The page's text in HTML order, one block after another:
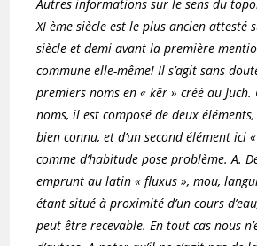
Autres informations sur le sens du
XI ème siècle est le plus ancien
siècle et demi avant la première
commune elle-même! Il s’agit sans
premiers noms en « kêr » créé au Juch.
noms, il est composé de deux
bien connu, et d’un second élément ici
comme d’habitude pose problème. A.
emprunt au latin « fluxus », mou,
étant situé à proximité d’un cours
peut être recevable. En tout cas nous